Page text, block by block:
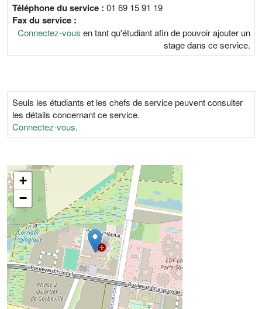
Téléphone du service : 01 69 15 91 19
Fax du service :
Connectez-vous en tant qu'étudiant afin de pouvoir ajouter un
stage dans ce service.
Seuls les étudiants et les chefs de service peuvent consulter
les détails concernant ce service.
Connectez-vous.
+
−